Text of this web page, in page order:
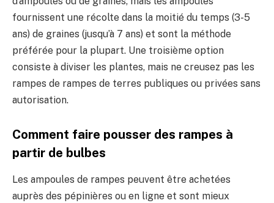
fournissent une récolte dans la moitié du temps (3-5
ans) de graines (jusqu’à 7 ans) et sont la méthode
préférée pour la plupart. Une troisième option
consiste à diviser les plantes, mais ne creusez pas les
rampes de rampes de terres publiques ou privées sans
autorisation.
Comment faire pousser des rampes à
partir de bulbes
Les ampoules de rampes peuvent être achetées
auprès des pépinières ou en ligne et sont mieux